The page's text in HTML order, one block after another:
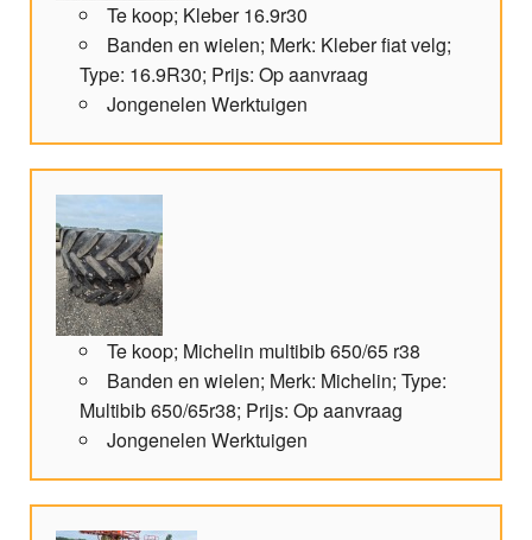
Te koop; Kleber 16.9r30
Banden en wielen; Merk: Kleber fiat velg;
Type: 16.9R30; Prijs: Op aanvraag
Jongenelen Werktuigen
Te koop; Michelin multibib 650/65 r38
Banden en wielen; Merk: Michelin; Type:
Multibib 650/65r38; Prijs: Op aanvraag
Jongenelen Werktuigen